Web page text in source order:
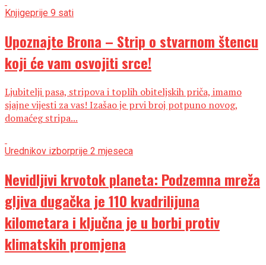
Knjigeprije 9 sati
Upoznajte Brona – Strip o stvarnom štencu
koji će vam osvojiti srce!
Ljubitelji pasa, stripova i toplih obiteljskih priča, imamo
sjajne vijesti za vas! Izašao je prvi broj potpuno novog,
domaćeg stripa...
Urednikov izborprije 2 mjeseca
Nevidljivi krvotok planeta: Podzemna mreža
gljiva dugačka je 110 kvadrilijuna
kilometara i ključna je u borbi protiv
klimatskih promjena